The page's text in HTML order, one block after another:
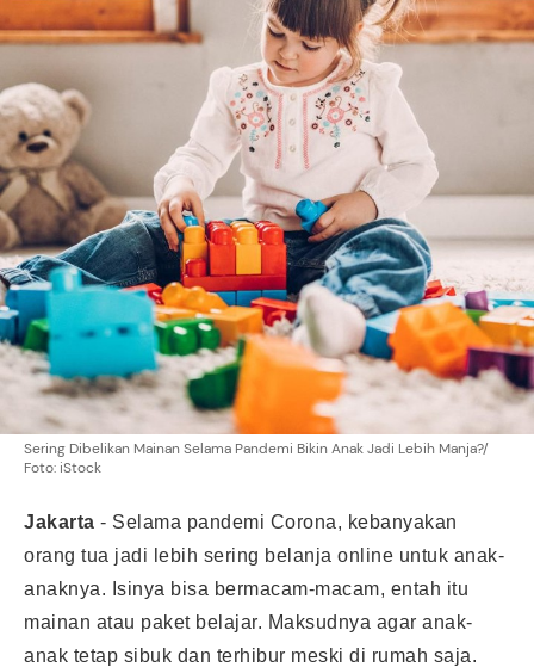
Sering Dibelikan Mainan Selama Pandemi Bikin Anak Jadi Lebih Manja?/
Foto: iStock
Jakarta - Selama pandemi Corona, kebanyakan
orang tua jadi lebih sering belanja online untuk anak-
anaknya. Isinya bisa bermacam-macam, entah itu
mainan atau paket belajar. Maksudnya agar anak-
anak tetap sibuk dan terhibur meski di rumah saja.